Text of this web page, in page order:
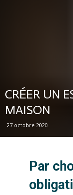
CRÉER UN
MAISON
27 octobre 2020
Par